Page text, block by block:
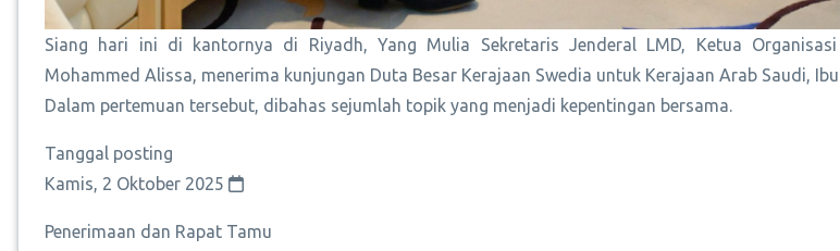
Siang hari ini di kantornya di Riyadh, Yang Mulia Sekretaris Jenderal LMD, Ketua
Mohammed Alissa, menerima kunjungan Duta Besar Kerajaan Swedia untuk Kerajaan Arab Saudi,
Dalam pertemuan tersebut, dibahas sejumlah topik yang menjadi kepentingan bersama.
Tanggal posting
Kamis, 2 Oktober 2025
Penerimaan dan Rapat Tamu